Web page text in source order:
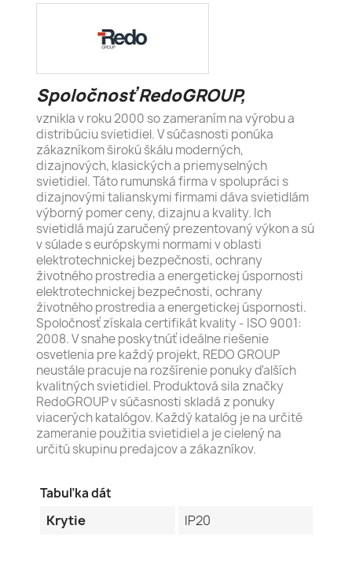
Spoločnosť RedoGROUP,
vznikla v roku 2000 so zameraním na výrobu a
distribúciu svietidiel. V súčasnosti ponúka
zákazníkom širokú škálu moderných,
dizajnových, klasických a priemyselných
svietidiel. Táto rumunská firma v spolupráci s
dizajnovými talianskymi firmami dáva svietidlám
výborný pomer ceny, dizajnu a kvality. Ich
svietidlá majú zaručený prezentovaný výkon a sú
v súlade s európskymi normami v oblasti
elektrotechnickej bezpečnosti, ochrany
životného prostredia a energetickej úspornosti
elektrotechnickej bezpečnosti, ochrany
životného prostredia a energetickej úspornosti.
Spoločnosť získala certifikát kvality - ISO 9001:
2008. V snahe poskytnúť ideálne riešenie
osvetlenia pre každý projekt, REDO GROUP
neustále pracuje na rozšírenie ponuky ďalších
kvalitných svietidiel. Produktová sila značky
RedoGROUP v súčasnosti skladá z ponuky
viacerých katalógov. Každý katalóg je na určité
zameranie použitia svietidiel a je cielený na
určitú skupinu predajcov a zákazníkov.
Tabuľka dát
Krytie IP20